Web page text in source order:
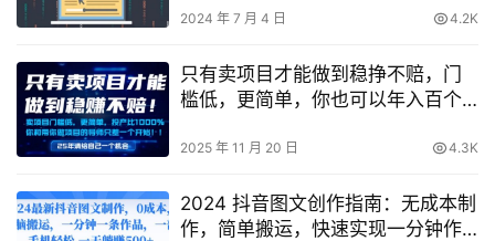
2024 年 7 月 4 日 4.2K
只有卖项目才能做到稳挣不赔，门
槛低，更简单，你也可以年入百个
2025 年 11 月 20 日 4.3K
2024 抖音图文创作指南：无成本制
作，简单搬运，快速实现一分钟作